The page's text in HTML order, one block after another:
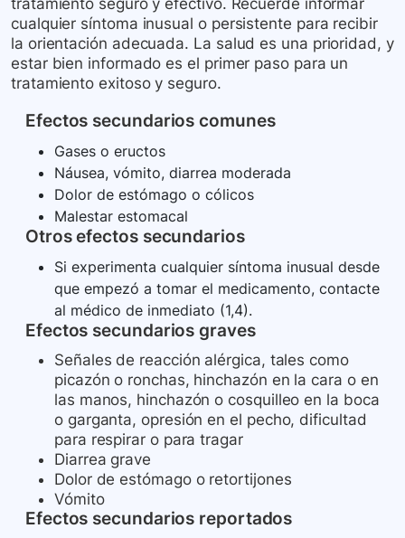
tratamiento seguro y efectivo. Recuerde informar
cualquier síntoma inusual o persistente para recibir
la orientación adecuada. La salud es una prioridad, y
estar bien informado es el primer paso para un
tratamiento exitoso y seguro.
Efectos secundarios comunes
Gases o eructos
Náusea, vómito, diarrea moderada
Dolor de estómago o cólicos
Malestar estomacal
Otros efectos secundarios
Si experimenta cualquier síntoma inusual desde
que empezó a tomar el medicamento, contacte
al médico de inmediato (1,4).
Efectos secundarios graves
Señales de reacción alérgica, tales como
picazón o ronchas, hinchazón en la cara o en
las manos, hinchazón o cosquilleo en la boca
o garganta, opresión en el pecho, dificultad
para respirar o para tragar
Diarrea grave
Dolor de estómago o retortijones
Vómito
Efectos secundarios reportados